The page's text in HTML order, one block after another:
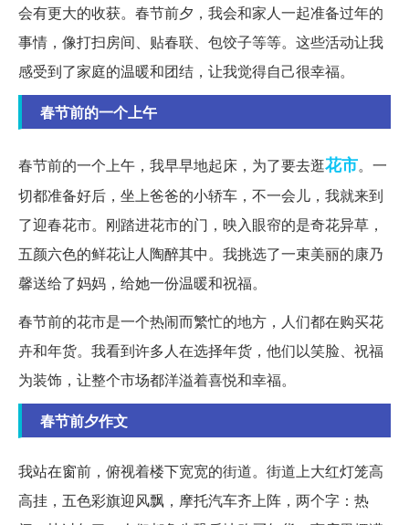
会有更大的收获。春节前夕，我会和家人一起准备过年的
事情，像打扫房间、贴春联、包饺子等等。这些活动让我
感受到了家庭的温暖和团结，让我觉得自己很幸福。
春节前的一个上午
春节前的一个上午，我早早地起床，为了要去逛花市。一
切都准备好后，坐上爸爸的小轿车，不一会儿，我就来到
了迎春花市。刚踏进花市的门，映入眼帘的是奇花异草，
五颜六色的鲜花让人陶醉其中。我挑选了一束美丽的康乃
馨送给了妈妈，给她一份温暖和祝福。
春节前的花市是一个热闹而繁忙的地方，人们都在购买花
卉和年货。我看到许多人在选择年货，他们以笑脸、祝福
为装饰，让整个市场都洋溢着喜悦和幸福。
春节前夕作文
我站在窗前，俯视着楼下宽宽的街道。街道上大红灯笼高
高挂，五色彩旗迎风飘，摩托汽车齐上阵，两个字：热